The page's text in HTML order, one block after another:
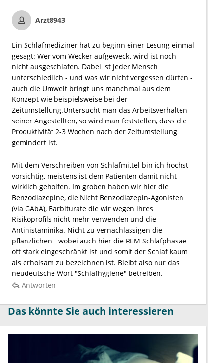
Arzt8943
Ein Schlafmediziner hat zu beginn einer Lesung einmal
gesagt: Wer vom Wecker aufgeweckt wird ist noch
nicht ausgeschlafen. Dabei ist jeder Mensch
unterschiedlich - und was wir nicht vergessen dürfen -
auch die Umwelt bringt uns manchmal aus dem
Konzept wie beispielsweise bei der
Zeitumstellung.Untersucht man das Arbeitsverhalten
seiner Angestellten, so wird man feststellen, dass die
Produktivität 2-3 Wochen nach der Zeitumstellung
gemindert ist.
Mit dem Verschreiben von Schlafmittel bin ich höchst
vorsichtig, meistens ist dem Patienten damit nicht
wirklich geholfen. Im groben haben wir hier die
Benzodiazepine, die Nicht Benzodiazepin-Agonisten
(via GAbA), Barbiturate die wir wegen ihres
Risikoprofils nicht mehr verwenden und die
Antihistaminika. Nicht zu vernachlässigen die
pflanzlichen - wobei auch hier die REM Schlafphasae
oft stark eingeschränkt ist und somit der Schlaf kaum
als erholsam zu bezeichnen ist. Bleibt also nur das
neudeutsche Wort "Schlafhygiene" betreiben.
Antworten
Das könnte Sie auch interessieren